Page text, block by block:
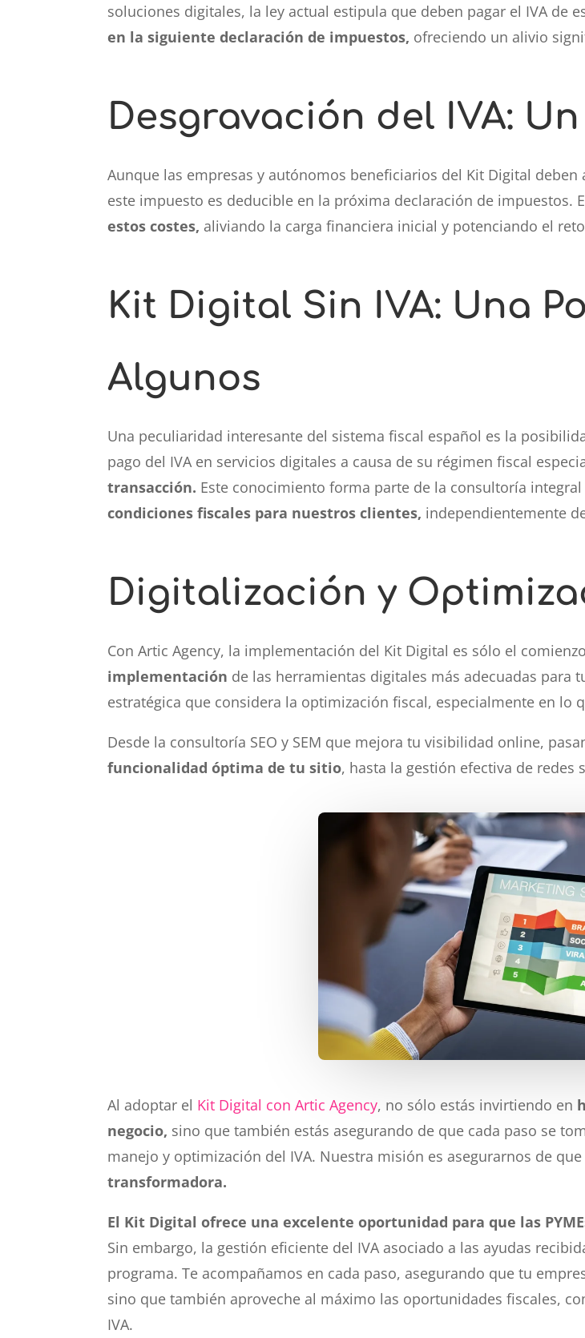
soluciones digitales, la ley actual estipula que deben pagar el IVA de
en la siguiente declaración de impuestos, ofreciendo un alivio
Desgravación del IVA:
Aunque las empresas y autónomos beneficiarios del Kit Digital
este impuesto es deducible en la próxima declaración de impuestos.
estos costes, aliviando la carga financiera inicial y potenciando el
Kit Digital Sin IVA: Una
Algunos
Una peculiaridad interesante del sistema fiscal español es la
pago del IVA en servicios digitales a causa de su régimen fiscal
transacción. Este conocimiento forma parte de la consultoría
condiciones fiscales para nuestros clientes, independientemente
Digitalización y
Con Artic Agency, la implementación del Kit Digital es sólo el
implementación de las herramientas digitales más adecuadas
estratégica que considera la optimización fiscal, especialmente en lo
Desde la consultoría SEO y SEM que mejora tu visibilidad online,
funcionalidad óptima de tu sitio, hasta la gestión efectiva de redes
Al adoptar el Kit Digital con Artic Agency, no sólo estás invirtiendo en
negocio, sino que también estás asegurando de que cada paso se
manejo y optimización del IVA. Nuestra misión es asegurarnos de
transformadora.
El Kit Digital ofrece una excelente oportunidad para que las
Sin embargo, la gestión eficiente del IVA asociado a las ayudas
programa. Te acompañamos en cada paso, asegurando que tu
sino que también aproveche al máximo las oportunidades fiscales,
IVA.